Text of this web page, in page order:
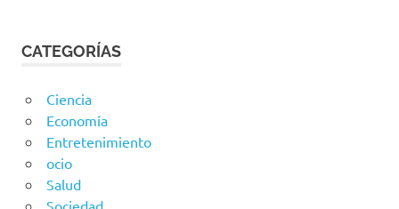
CATEGORÍAS
Ciencia
Economía
Entretenimiento
ocio
Salud